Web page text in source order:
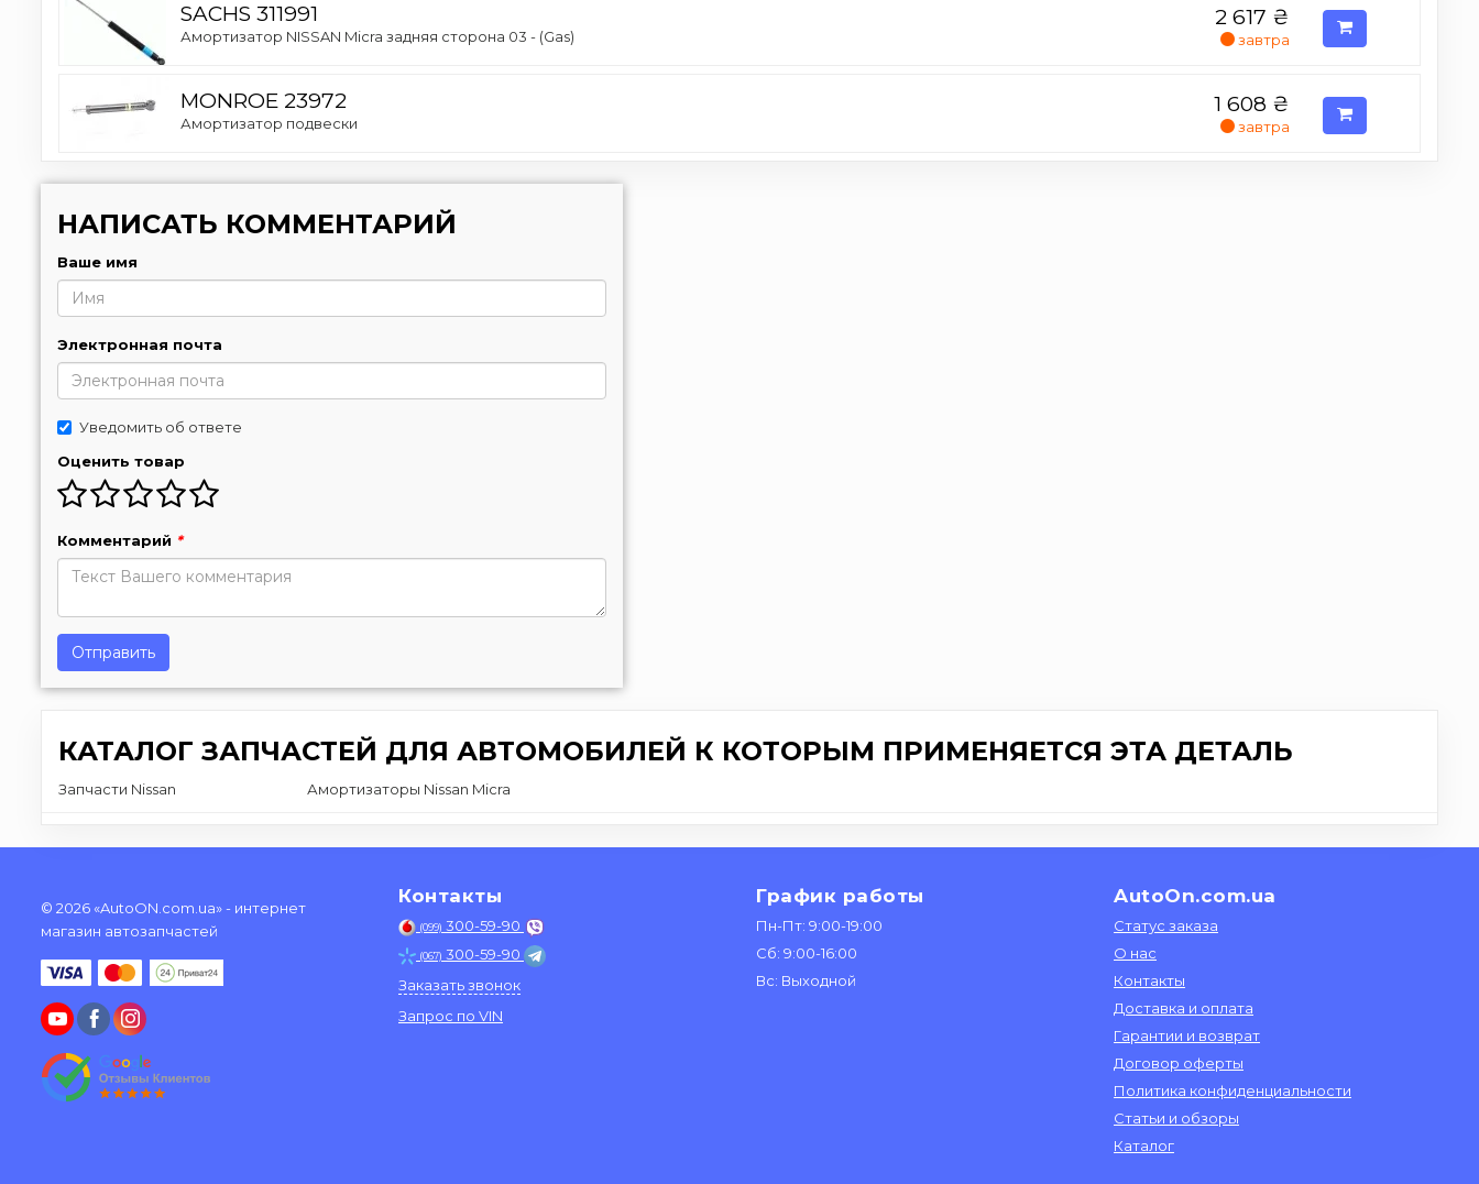
SACHS 311991
Амортизатор NISSAN Micra задняя сторона 03 - (Gas)
2 617 ₴
завтра
MONROE 23972
Амортизатор подвески
1 608 ₴
завтра
НАПИСАТЬ КОММЕНТАРИЙ
Ваше имя
Электронная почта
Уведомить об ответе
Оценить товар
Комментарий *
Отправить
КАТАЛОГ ЗАПЧАСТЕЙ ДЛЯ АВТОМОБИЛЕЙ К КОТОРЫМ ПРИМЕНЯЕТСЯ ЭТА ДЕТАЛЬ
Запчасти Nissan Амортизаторы Nissan Micra
© 2026 «AutoON.com.ua» - интернет
магазин автозапчастей
Контакты
(099) 300-59-90
(067) 300-59-90
Заказать звонок
Запрос по VIN
График работы
Пн-Пт: 9:00-19:00
Сб: 9:00-16:00
Вс: Выходной
AutoOn.com.ua
Статус заказа
О нас
Контакты
Доставка и оплата
Гарантии и возврат
Договор оферты
Политика конфиденциальности
Статьи и обзоры
Каталог